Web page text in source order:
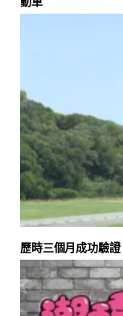
歷時三個月成功驗